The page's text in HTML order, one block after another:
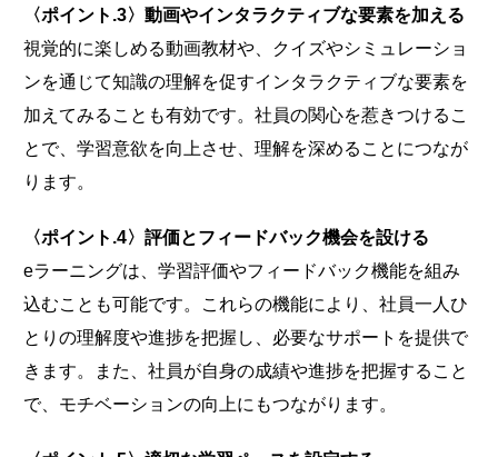
〈ポイント.3〉動画やインタラクティブな要素を加える
視覚的に楽しめる動画教材や、クイズやシミュレーショ
ンを通じて知識の理解を促すインタラクティブな要素を
加えてみることも有効です。社員の関心を惹きつけるこ
とで、学習意欲を向上させ、理解を深めることにつなが
ります。
〈ポイント.4〉評価とフィードバック機会を設ける
eラーニングは、学習評価やフィードバック機能を組み
込むことも可能です。これらの機能により、社員一人ひ
とりの理解度や進捗を把握し、必要なサポートを提供で
きます。また、社員が自身の成績や進捗を把握すること
で、モチベーションの向上にもつながります。